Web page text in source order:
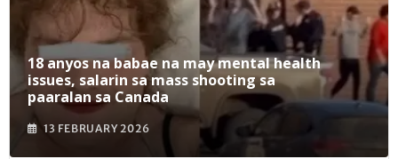
18 anyos na babae na may mental health
issues, salarin sa mass shooting sa
paaralan sa Canada
13 FEBRUARY 2026